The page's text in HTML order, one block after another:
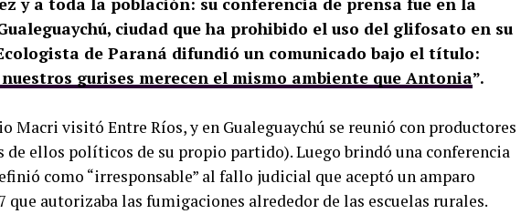
ciudad que ha prohibido el uso del glifosato en su
de Paraná difundió un comunicado bajo el título:
gurises merecen el mismo ambiente que Antonia”.
Macri visitó Entre Ríos, y en Gualeguaychú se reunió con productores
de ellos políticos de su propio partido). Luego brindó una conferencia
como “irresponsable” al fallo judicial que aceptó un amparo
que autorizaba las fumigaciones alrededor de las escuelas rurales.